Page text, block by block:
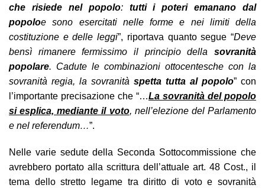
che risiede nel popolo: tutti i poteri emanano dal
popoloe sono esercitati nelle forme e nei limiti della
costituzione e delle leggi”, riportava quanto segue “Deve
bensì rimanere fermissimo il principio della sovranità
popolare. Cadute le combinazioni ottocentesche con la
sovranità regia, la sovranità spetta tutta al popolo” con
l’importante precisazione che “…La sovranità del popolo
si esplica, mediante il voto, nell’elezione del Parlamento
e nel referendum…”.
Nelle varie sedute della Seconda Sottocommissione che
avrebbero portato alla scrittura dell’attuale art. 48 Cost., il
tema dello stretto legame tra diritto di voto e sovranità